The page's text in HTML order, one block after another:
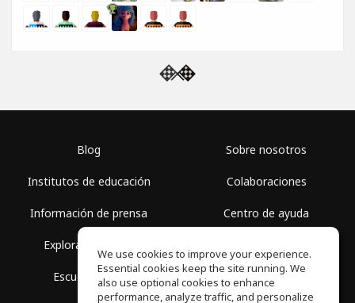
Blog
Institutos de educación
Información de prensa
Explorar espacios
Escuela gratis
Sobre nosotros
Colaboraciones
Centro de ayuda
Política de privacidad
We use cookies to improve your experience.
Essential cookies keep the site running. We
also use optional cookies to enhance
performance, analyze traffic, and personalize